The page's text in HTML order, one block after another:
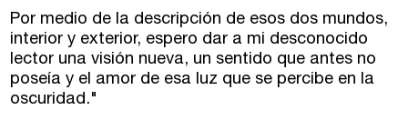
Madrid
Barcelona
Presenciales en Madrid
En directo a través de Zoom
Talleres de escritura
Talleres presenciales ≻
Por medio de la descripción de esos dos mundos,
interior y exterior, espero dar a mi desconocido
lector una visión nueva, un sentido que antes no
poseía y el amor de esa luz que se percibe en la
oscuridad."